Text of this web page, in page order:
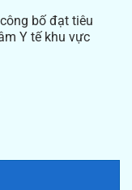
bố đạt tiêu
Y tế khu vực